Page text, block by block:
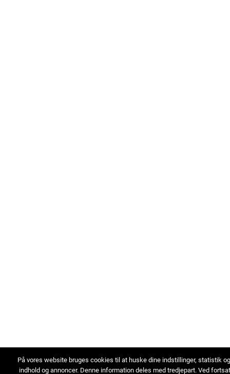
På vores website bruges cookies til at huske dine indstillinger, statistik
indhold og annoncer. Denne information deles med tredjepart. Ved